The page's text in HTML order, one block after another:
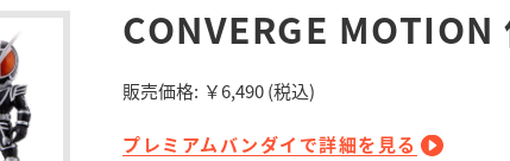
CONVERGE
販売価格: ￥6,490(税込)
プレミアムバンダイで詳細を見る